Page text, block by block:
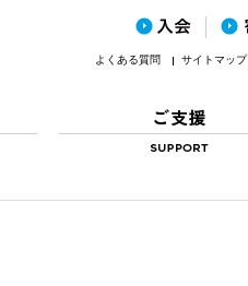
よくある質問 サイトマップ